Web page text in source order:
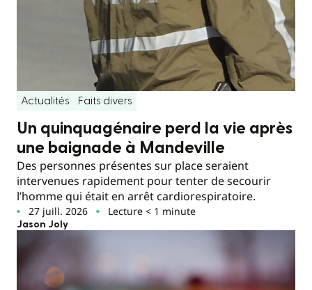
Actualités Faits divers
Un quinquagénaire perd la vie après
une baignade à Mandeville
Des personnes présentes sur place seraient
intervenues rapidement pour tenter de secourir
l’homme qui était en arrêt cardiorespiratoire.
27 juill. 2026 Lecture < 1 minute
Jason Joly